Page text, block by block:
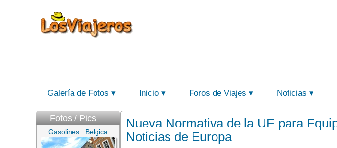
Galería de Fotos Inicio Foros de Viajes Noticias
Fotos / Pics
Gasolines: Belgica
Nueva Normativa de la UE para
Noticias de Europa